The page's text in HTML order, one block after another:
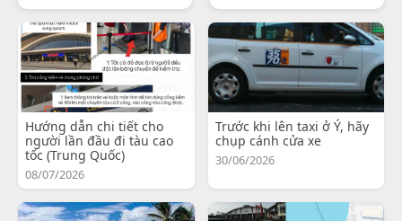
Hướng dẫn chi tiết cho
người lần đầu đi tàu cao
tốc (Trung Quốc)
08/07/2026
Trước khi lên taxi ở Ý, hãy
chụp cánh cửa xe
30/06/2026